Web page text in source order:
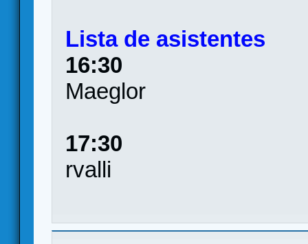
Lista de asistentes
16:30
Maeglor
17:30
rvalli